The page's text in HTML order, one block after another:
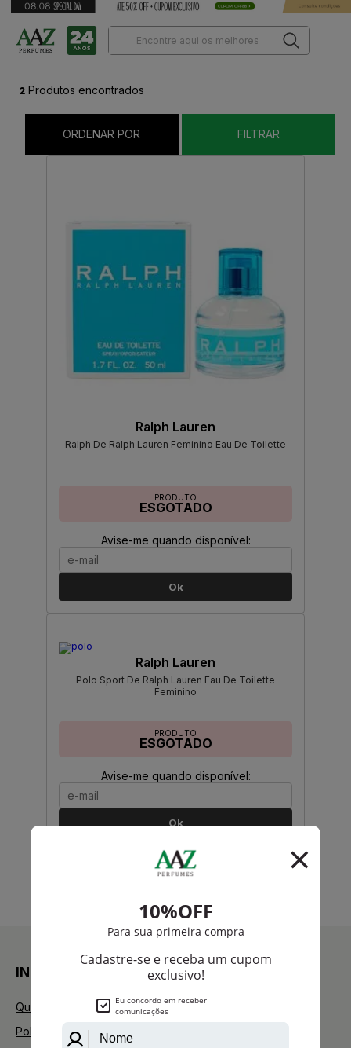
2 Produtos encontrados
ORDENAR POR FILTRAR
Ralph Lauren
Ralph De Ralph Lauren Feminino Eau De Toilette
PRODUTO
ESGOTADO
Avise-me quando disponível:
Ok
Ralph Lauren
Polo Sport De Ralph Lauren Eau De Toilette
Feminino
PRODUTO
ESGOTADO
Avise-me quando disponível:
Ok
anterior 1 próximo
INSTITUCIONAL
Quem Somos
Política de Privacidade